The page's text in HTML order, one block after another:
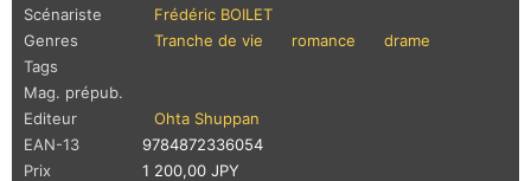
Scénariste
Frédéric BOILET
Genres
Tranche de vie romance
drame
Tags
Mag. prépub.
Editeur
Ohta Shuppan
EAN-13
9784872336054
Prix
1 200,00 JPY